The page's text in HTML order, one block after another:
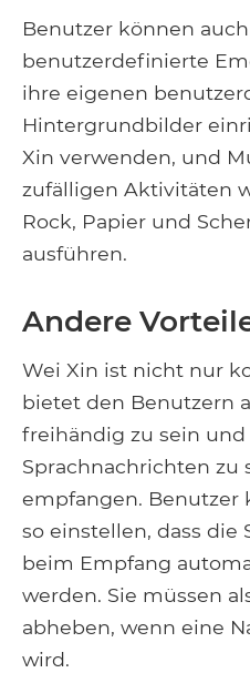
Benutzer können
benutzerdefinierte
ihre eigenen
Hintergrundbilder
Xin verwenden, und
zufälligen Aktivitäten
Rock, Papier und
ausführen.
Andere
Wei Xin ist nicht nur
bietet den Benutzern
freihändig zu sein und
Sprachnachrichten zu
empfangen. Benutzer
so einstellen, dass die
beim Empfang
werden. Sie müssen
abheben, wenn eine
wird.